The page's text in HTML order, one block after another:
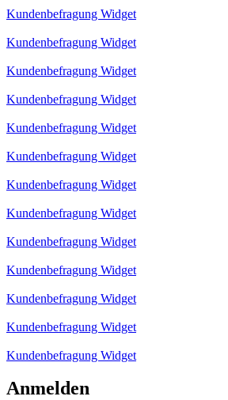
Kundenbefragung Widget
Kundenbefragung Widget
Kundenbefragung Widget
Kundenbefragung Widget
Kundenbefragung Widget
Kundenbefragung Widget
Kundenbefragung Widget
Kundenbefragung Widget
Kundenbefragung Widget
Kundenbefragung Widget
Kundenbefragung Widget
Kundenbefragung Widget
Kundenbefragung Widget
Anmelden